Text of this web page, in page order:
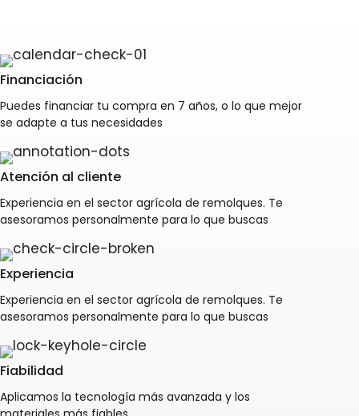
Financiación
Puedes financiar tu compra en 7 años, o lo que mejor
se adapte a tus necesidades
Atención al cliente
Experiencia en el sector agrícola de remolques. Te
asesoramos personalmente para lo que buscas
Experiencia
Experiencia en el sector agrícola de remolques. Te
asesoramos personalmente para lo que buscas
Fiabilidad
Aplicamos la tecnología más avanzada y los